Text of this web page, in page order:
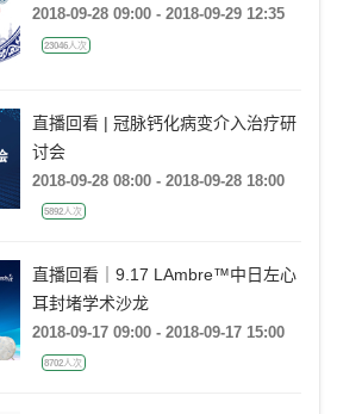
2018-09-28 09:00 - 2018-09-29 12:35
23046人次
直播回看 | 冠脉钙化病变介入治疗研
讨会
2018-09-28 08:00 - 2018-09-28 18:00
5892人次
直播回看｜9.17 LAmbre™中日左心
耳封堵学术沙龙
2018-09-17 09:00 - 2018-09-17 15:00
8702人次